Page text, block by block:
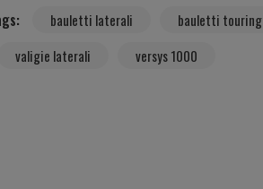
bauletti laterali bauletti touring
valigie laterali
versys 1000